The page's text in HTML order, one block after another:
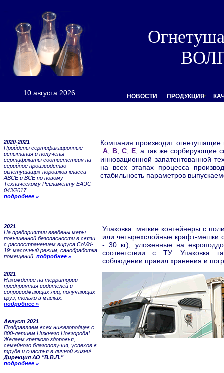
10 августа 2026 НОВОСТИ ПРОДУКЦИЯ
2020-2021
Пройдены сертификационные
испытания и получены
сертификаты соответствия на
серийное производство
огнетушащих порошков класса
АВСЕ и ВСЕ по новому
Техническому Регламенту ЕАЭС
043/2017
подробнее »
Компания производит
А
B C E а так же сорбирующие
инновационной запатентованной
на всех этапах процесса
стабильность параметров
2021
На предприятии введены меры
повышенной безопасности в связи
с распостранением вируса CoVid-
19: масочный режим, санобработка
помещений. подробнее »
2021
Нахождение на территории
предприятия водителей и
сопроводжающих лиц, получающих
груз, только в масках.
подробнее »
Август 2021
Поздравляем всех нижегородцев с
800-летием Нижнего Новгорода!
Желаем крепкого здоровья,
семейного благополучия, успехов в
труде и счастья в личной жизни!
Дирекция АО "В.В.П."
подробнее »
Упаковка: мягкие контейнеры с
или четырехслойные крафт-мешки
- 30 кг), уложенные на
соответствии с ТУ. Упаковка
соблюдении правил хранения и